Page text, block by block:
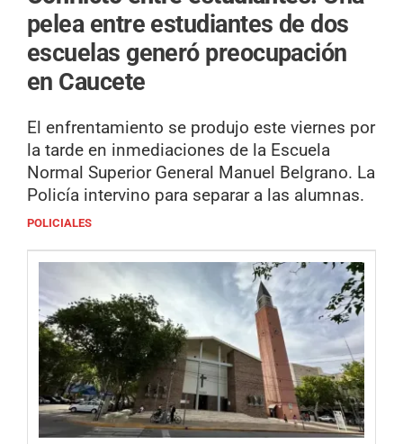
pelea entre estudiantes de dos
escuelas generó preocupación
en Caucete
El enfrentamiento se produjo este viernes por
la tarde en inmediaciones de la Escuela
Normal Superior General Manuel Belgrano. La
Policía intervino para separar a las alumnas.
POLICIALES